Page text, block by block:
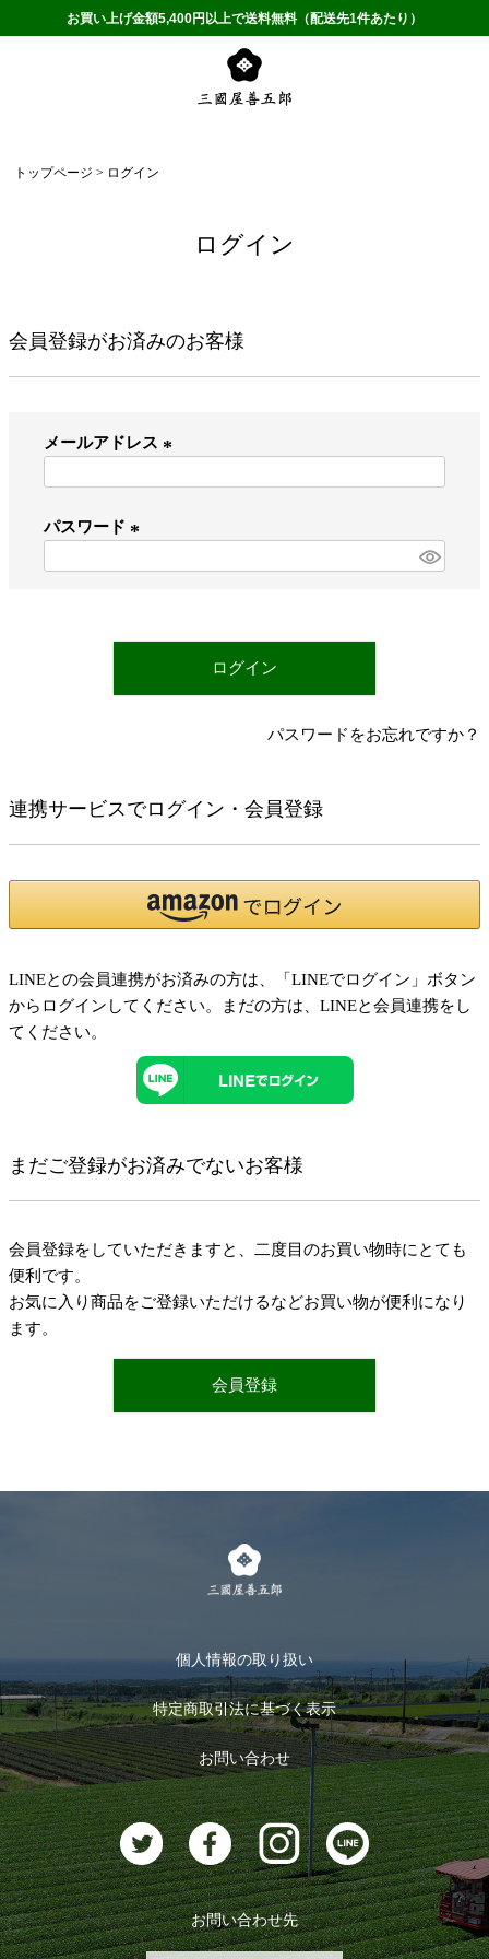
お買い上げ金額5,400円以上で送料無料（配送先1件あたり）
トップページ ログイン
ログイン
会員登録がお済みのお客様
メールアドレス
パスワード
)
ログイン
パスワードをお忘れですか？
連携サービスでログイン・会員登録
LINEとの会員連携がお済みの方は、「LINEでログイン」ボタン
からログインしてください。まだの方は、 LINEと会員連携をし
てください。
まだご登録がお済みでないお客様
会員登録をしていただきますと、二度目のお買い物時にとても
便利です。
お気に入り商品をご登録いただけるなどお買い物が便利になり
ます。
会員登録
個人情報の取り扱い
特定商取引法に基づく表示
お問い合わせ
お問い合わせ先